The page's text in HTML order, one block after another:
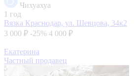
Чихуахуа
1 год
Вязка Краснодар, ул. Шевцова, 34к2
3 000 ₽ -25% 4 000 ₽
Екатерина
Частный продавец